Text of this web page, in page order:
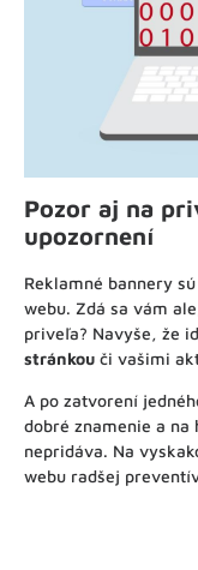
Pozor aj na
upozornení
Reklamné bannery
webu. Zdá sa vám
priveľa? Navyše, že
stránkou či vašimi
A po zatvorení
dobré znamenie a na
nepridáva. Na
webu radšej